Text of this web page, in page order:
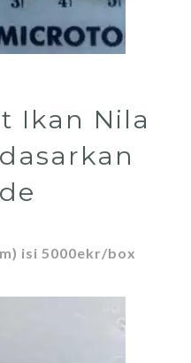
Ikan Nila
isi 5000ekr/box